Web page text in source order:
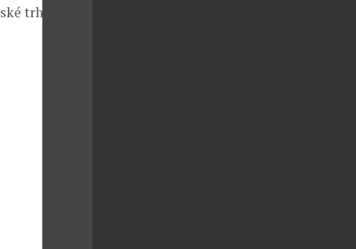
trhy.